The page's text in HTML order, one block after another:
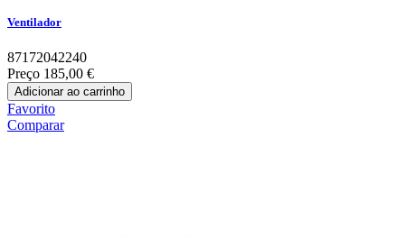
Ventilador
87172042240
Preço 185,00 €
Adicionar ao carrinho
Favorito
Comparar